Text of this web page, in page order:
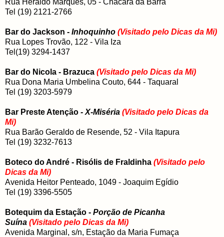
Tel (19) 2121-2766
Bar do Jackson - Inhoquinho (Visitado pelo Dicas da Mi)
Rua Lopes Trovão, 122 - Vila Iza
Tel(19) 3294-1437
Bar do Nicola - Brazuca (Visitado pelo Dicas da Mi)
Rua Dona Maria Umbelina Couto, 644 - Taquaral
Tel (19) 3203-5979
Bar Preste Atenção - X-Miséria (Visitado pelo Dicas da
Mi)
Rua Barão Geraldo de Resende, 52 - Vila Itapura
Tel (19) 3232-7613
Boteco do André - Risólis de Fraldinha (Visitado pelo
Dicas da Mi)
Avenida Heitor Penteado, 1049 - Joaquim Egídio
Tel (19) 3396-5505
Botequim da Estação - Porção de Picanha
Suína (Visitado pelo Dicas da Mi)
Avenida Marginal, s/n, Estação da Maria Fumaça